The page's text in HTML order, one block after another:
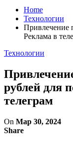
Home
Технологии
Привлечение
Реклама в
Технологии
рублей для
телеграм
On Мар 30, 2024
Share